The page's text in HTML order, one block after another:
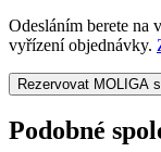
Odesláním berete na
vyřízení objednávky.
Rezervovat MOLIGA
Podobné